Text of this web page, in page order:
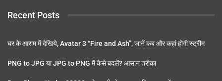
Recent Posts
घर के आराम में देखिये, Avatar 3 “Fire and Ash”, जानें कब और कहां होगी स्ट्रीम
PNG to JPG या JPG to PNG में कैसे बदलें? आसान तरीका